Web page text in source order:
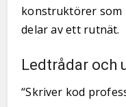
konstruktörer som
delar av ett rutnät.
Ledtrådar och
“Skriver kod